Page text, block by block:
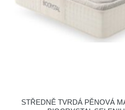
STŘEDNĚ TVRDÁ PĚNOVÁ